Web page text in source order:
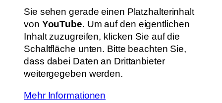
Sie sehen gerade einen Platzhalterinhalt
von YouTube. Um auf den eigentlichen
Inhalt zuzugreifen, klicken Sie auf die
Schaltfläche unten. Bitte beachten Sie,
dass dabei Daten an Drittanbieter
weitergegeben werden.
Mehr Informationen